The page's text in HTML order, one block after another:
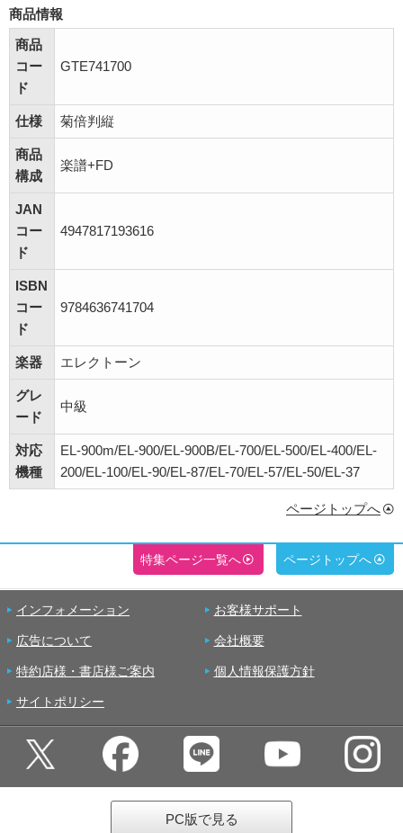
商品情報
商品
コー
ド
GTE741700
仕様 菊倍判縦
商品
構成
楽譜+FD
JAN
コー
ド
4947817193616
ISBN
コー
ド
9784636741704
楽器 エレクトーン
グレ
ード
中級
対応
機種
EL-900m/EL-900/EL-900B/EL-700/EL-500/EL-400/EL-
200/EL-100/EL-90/EL-87/EL-70/EL-57/EL-50/EL-37
ページトップへ
特集ページ一覧へ ページトップへ
インフォメーション お客様サポート
広告について 会社概要
特約店様・書店様ご案内 個人情報保護方針
サイトポリシー
PC版で見る